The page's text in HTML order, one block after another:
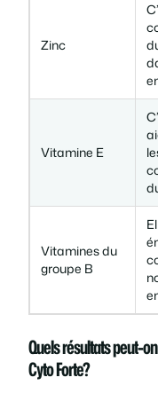
Zinc
Vitamine E
Vitamines du
groupe B
Quels résultats peut-
Cyto Forte?